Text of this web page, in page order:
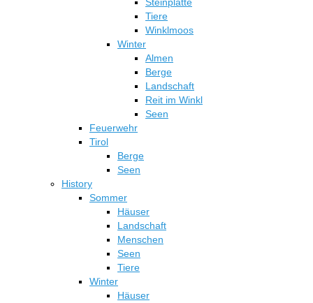
Tiere
Winklmoos
Winter
Almen
Berge
Landschaft
Reit im Winkl
Seen
Feuerwehr
Tirol
Berge
Seen
History
Sommer
Häuser
Landschaft
Menschen
Seen
Tiere
Winter
Häuser